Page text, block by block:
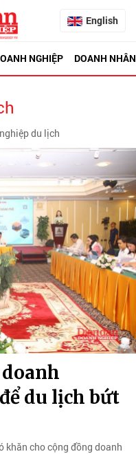
English
NGHIỆP DOANH NHÂN
du lịch
du lịch bứt
khăn cho cộng đồng doanh